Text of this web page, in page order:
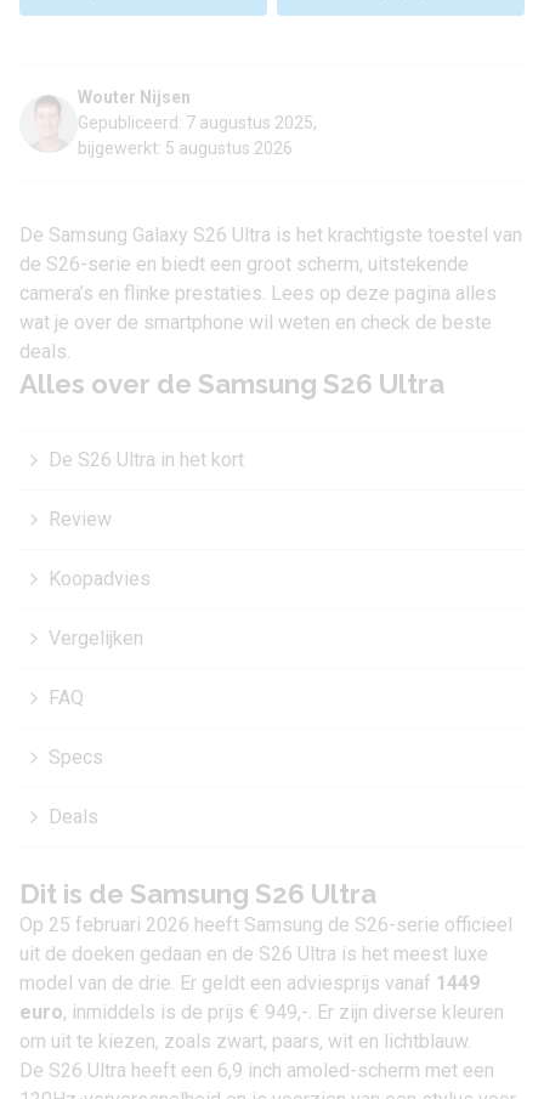
Wouter Nijsen
Gepubliceerd: 7 augustus 2025,
bijgewerkt: 5 augustus 2026
De Samsung Galaxy S26 Ultra is het krachtigste toestel van
de S26-serie en biedt een groot scherm, uitstekende
camera’s en flinke prestaties. Lees op deze pagina alles
wat je over de smartphone wil weten en check de beste
deals.
Alles over de Samsung S26 Ultra
De S26 Ultra in het kort
Review
Koopadvies
Vergelijken
FAQ
Specs
Deals
Dit is de Samsung S26 Ultra
Op 25 februari 2026 heeft Samsung de S26-serie officieel
uit de doeken gedaan en de S26 Ultra is het meest luxe
model van de drie. Er geldt een adviesprijs vanaf 1449
euro, inmiddels is de prijs € 949,-. Er zijn diverse kleuren
om uit te kiezen, zoals zwart, paars, wit en lichtblauw.
De S26 Ultra heeft een 6,9 inch amoled-scherm met een